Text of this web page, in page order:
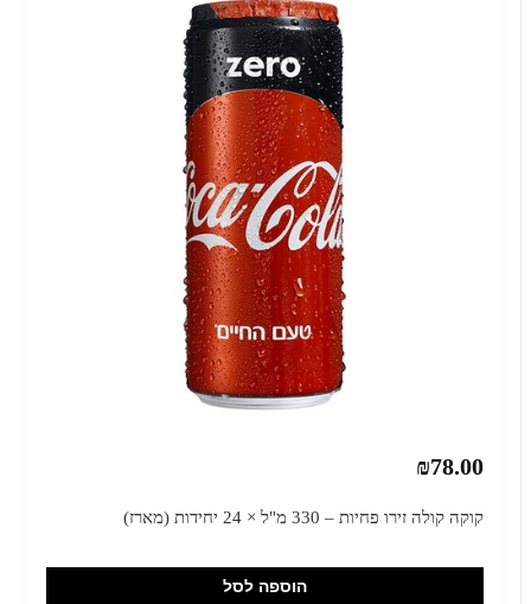
₪78.00
קוקה קולה זירו פחיות – 330 מ"ל × 24 יחידות (מארז)
הוספה לסל